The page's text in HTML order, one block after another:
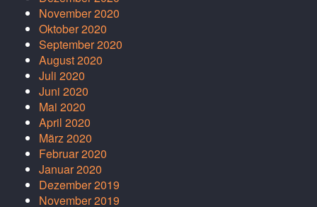
November 2020
Oktober 2020
September 2020
August 2020
Juli 2020
Juni 2020
Mai 2020
April 2020
März 2020
Februar 2020
Januar 2020
Dezember 2019
November 2019